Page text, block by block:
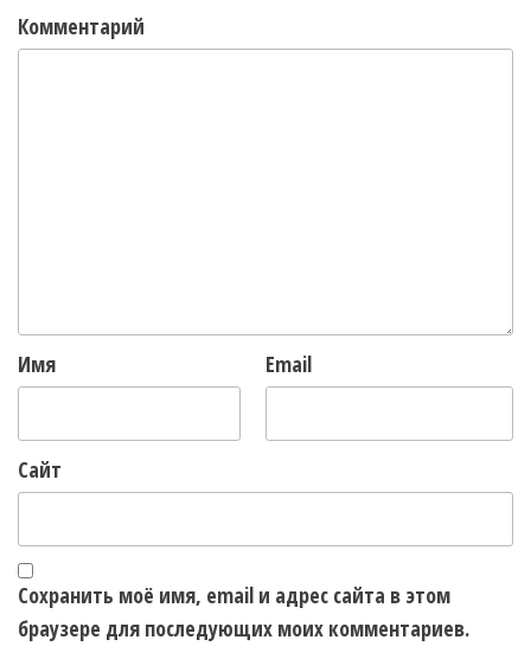
Комментарий
Имя Email
Сайт
Сохранить моё имя, email и адрес сайта в этом
браузере для последующих моих комментариев.